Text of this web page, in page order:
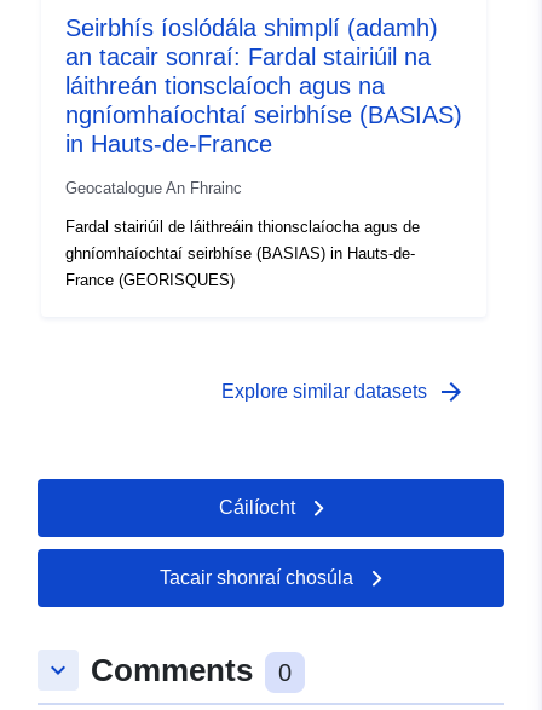
Seirbhís íoslódála shimplí (adamh)
an tacair sonraí: Fardal stairiúil na
láithreán tionsclaíoch agus na
ngníomhaíochtaí seirbhíse (BASIAS)
in Hauts-de-France
Geocatalogue An Fhrainc
Fardal stairiúil de láithreáin thionsclaíocha agus de
ghníomhaíochtaí seirbhíse (BASIAS) in Hauts-de-
France (GEORISQUES)
Explore similar datasets arrow_forward
Cáilíocht
Tacair shonraí chosúla
keyboard_arrow_down Comments 0